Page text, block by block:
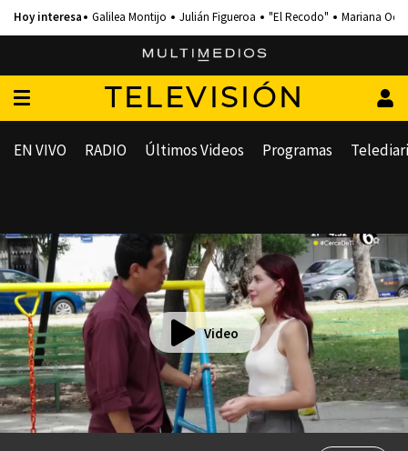
Galilea Montijo Julián Figueroa "El Recodo" Mariana
TELEVISIÓN
EN VIVO RADIO Últimos Videos Programas
Video